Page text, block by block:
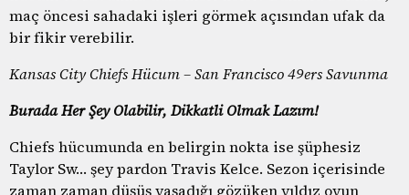
maç öncesi sahadaki işleri görmek açısından ufak da
bir fikir verebilir.
Kansas City Chiefs Hücum – San Francisco 49ers Savunma
Burada Her Şey Olabilir, Dikkatli Olmak Lazım!
Chiefs hücumunda en belirgin nokta ise şüphesiz
Taylor Sw… şey pardon Travis Kelce. Sezon içerisinde
zaman zaman düşüş yaşadığı gözüken yıldız oyun